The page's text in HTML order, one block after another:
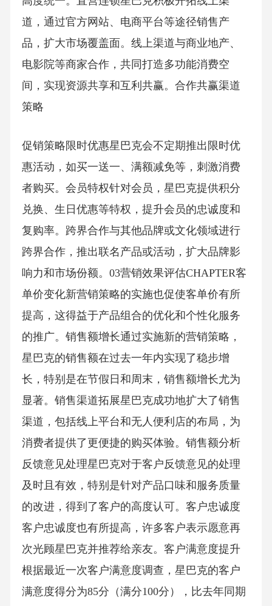
道，通过官方网站、电商平台等途径销售产
品，扩大市场覆盖面。线上渠道与商业地产、
电影院等商家合作，共同打造多功能消费空
间，实现资源共享和互利共赢。合作共赢渠道
策略
促销策略限时优惠星巴克会不定期推出限时优
惠活动，如买一送一、满额减免等，刺激消费
者购买。会员特权针对会员，星巴克提供积分
兑换、生日优惠等特权，提升会员的忠诚度和
复购率。跨界合作与其他品牌或文化领域进行
跨界合作，推出联名产品或活动，扩大品牌影
响力和市场份额。03营销效果评估CHAPTER客
单价变化新营销策略的实施也促使客单价有所
提高，这得益于产品组合的优化和个性化服务
的推广。销售额增长通过实施新的营销策略，
星巴克的销售额在过去一年内实现了稳步增
长，特别是在节假日和周末，销售额增长尤为
显著。销售渠道拓展星巴克成功地扩大了销售
渠道，包括线上平台和无人便利店的布局，为
消费者提供了更便捷的购买体验。销售额分析
反馈意见处理星巴克对于客户反馈意见的处理
及时且有效，特别是针对产品口味和服务质量
的改进，得到了客户的高度认可。客户忠诚度
客户忠诚度也有所提高，许多客户表示愿意再
次光顾星巴克并推荐给亲友。客户满意度提升
根据最近一次客户满意度调查，星巴克的客户
满意度得分为85分（满分100分），比去年同期